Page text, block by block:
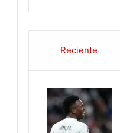
Reciente